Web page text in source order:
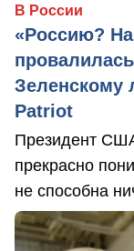
В России
«Россию?
Зеленскому
Patriot
Президент
прекрасно
не способна